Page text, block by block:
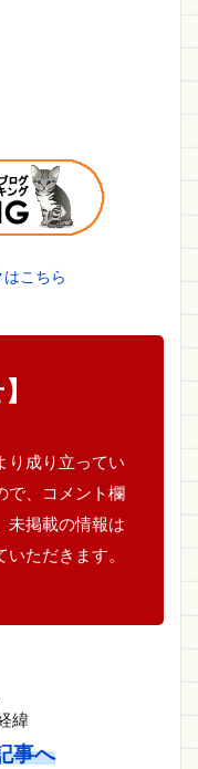
こちら
り成り立ってい
で、コメント欄
未掲載の情報は
ただきます。
緯
事へ